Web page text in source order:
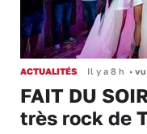
ACTUALITÉS Il y a 8 h •
FAIT DU
très rock de